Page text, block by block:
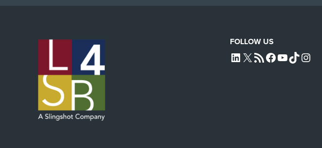
FOLLOW US
L4SB LINKEDIN
X L4SB RSS FEEDL4SB FACEBOOK
L4SB YOUTUBE
TIKTOK